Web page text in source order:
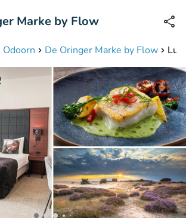
Available until 23:00
Odoorn De Oringer Marke by Flow
Marke by Flow